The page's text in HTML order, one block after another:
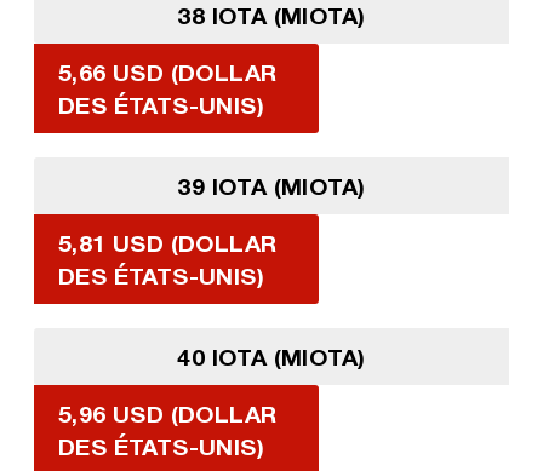
38 IOTA (MIOTA)
5,66 USD (DOLLAR
DES ÉTATS-UNIS)
39 IOTA (MIOTA)
5,81 USD (DOLLAR
DES ÉTATS-UNIS)
40 IOTA (MIOTA)
5,96 USD (DOLLAR
DES ÉTATS-UNIS)